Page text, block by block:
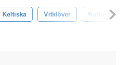
Keltiska Vitklöver Kultur